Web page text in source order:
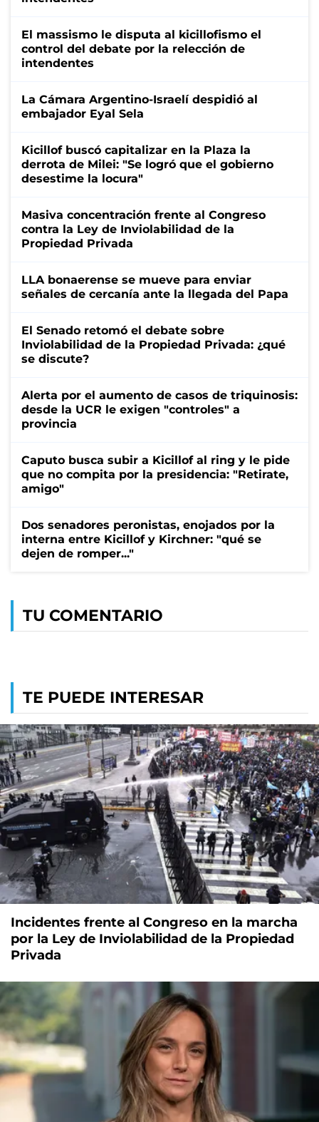
El massismo le disputa al kicillofismo el
control del debate por la relección de
intendentes
La Cámara Argentino-Israelí despidió al
embajador Eyal Sela
Kicillof buscó capitalizar en la Plaza la
derrota de Milei: "Se logró que el gobierno
desestime la locura"
Masiva concentración frente al Congreso
contra la Ley de Inviolabilidad de la
Propiedad Privada
LLA bonaerense se mueve para enviar
señales de cercanía ante la llegada del Papa
El Senado retomó el debate sobre
Inviolabilidad de la Propiedad Privada: ¿qué
se discute?
Alerta por el aumento de casos de triquinosis:
desde la UCR le exigen "controles" a
provincia
Caputo busca subir a Kicillof al ring y le pide
que no compita por la presidencia: "Retirate,
amigo"
Dos senadores peronistas, enojados por la
interna entre Kicillof y Kirchner: "qué se
dejen de romper..."
TU COMENTARIO
TE PUEDE INTERESAR
Incidentes frente al Congreso en la marcha
por la Ley de Inviolabilidad de la Propiedad
Privada